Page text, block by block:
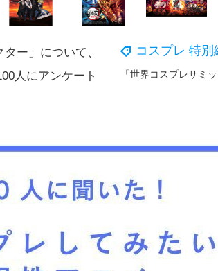
コスプレ 特別
ー」について、
人にアンケート